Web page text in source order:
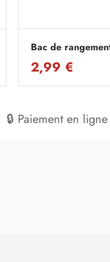
Bac de
2,99 €
🔒 Paiement en